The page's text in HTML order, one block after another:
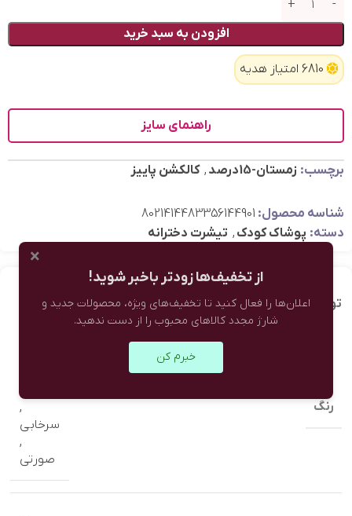
افزودن به سبد خرید
6810 امتیاز هدیه
راهنمای سایز
برچسب: زمستان-15درصد , کالکشن پاییز
شناسه محصول: 8021414483356144901
دسته: پوشاک کودک , تیشرت دخترانه
توضیحات تکمیلینظرات (0)
رنگ
,
سرخابي
,
صورتی
×
از تخفیف‌ها زودتر باخبر شوید!
اعلان‌ها را فعال کنید تا تخفیف‌های ویژه، محصولات جدید و
شارژ مجدد کالاهای محبوب را از دست ندهید.
خبرم کن